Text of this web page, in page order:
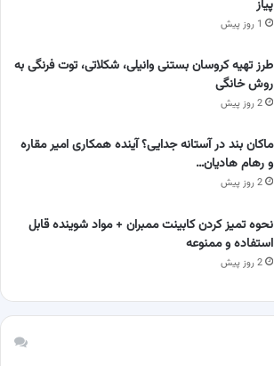
پیاز
1 روز پیش
طرز تهیه کروسان بستنی وانیلی، شکلاتی، توت فرنگی به
روش خانگی
2 روز پیش
ماکان بند در آستانه جدایی؟ آینده همکاری امیر مقاره
و رهام هادیان…
2 روز پیش
نحوه تمیز کردن کابینت ممبران + مواد شوینده قابل
استفاده و ممنوعه
2 روز پیش